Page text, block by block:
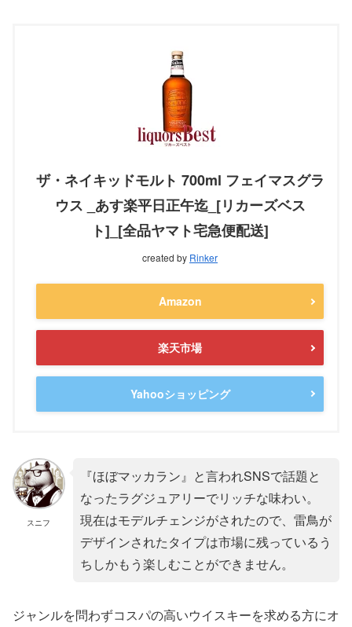
ザ・ネイキッドモルト 700ml フェイマスグラ
ウス _あす楽平日正午迄_[リカーズベス
ト]_[全品ヤマト宅急便配送]
created by Rinker
Amazon
楽天市場
Yahooショッピング
スニフ
『ほぼマッカラン』と言われSNSで話題と
なったラグジュアリーでリッチな味わい。
現在はモデルチェンジがされたので、雷鳥が
デザインされたタイプは市場に残っているう
ちしかもう楽しむことができません。
ジャンルを問わずコスパの高いウイスキーを求める方にオ